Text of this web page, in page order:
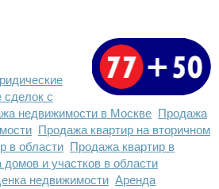
с
недвижимости в Москве Продажа
Продажа квартир на вторичном
в области Продажа квартир в
и участков в области
недвижимости Аренда